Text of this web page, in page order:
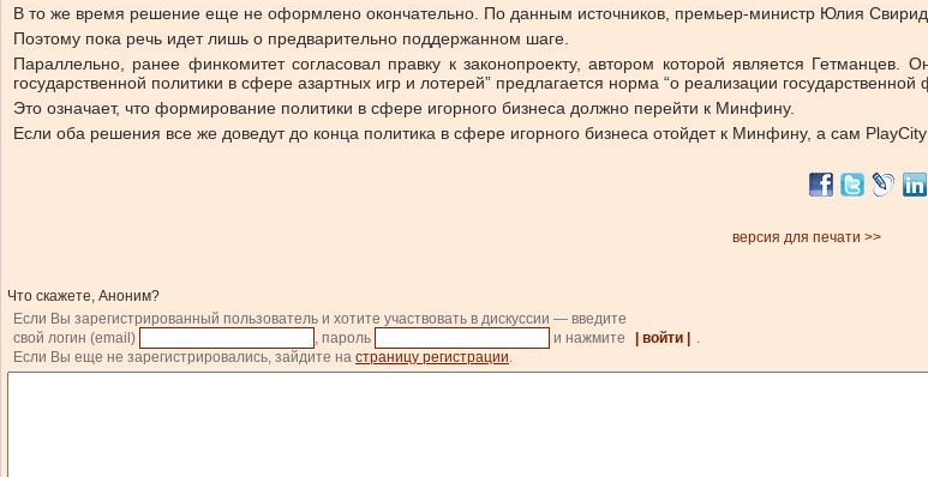
В то же время решение еще не оформлено окончательно. По данным источников, премьер-министр Юлия
Поэтому пока речь идет лишь о предварительно поддержанном шаге.
Параллельно, ранее финкомитет согласовал правку к законопроекту, автором которой является
государственной политики в сфере азартных игр и лотерей” предлагается норма “о реализации государственной
Это означает, что формирование политики в сфере игорного бизнеса должно перейти к Минфину.
Если оба решения все же доведут до конца политика в сфере игорного бизнеса отойдет к Минфину, а сам
версия для печати >>
Что скажете, Аноним?
Если Вы зарегистрированный пользователь и хотите участвовать в дискуссии — введите
свой логин (email)
, пароль и нажмите | войти |
.
Если Вы еще не зарегистрировались, зайдите на страницу регистрации.